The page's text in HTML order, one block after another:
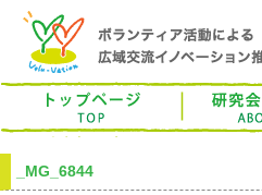
トップページ
_MG_6844